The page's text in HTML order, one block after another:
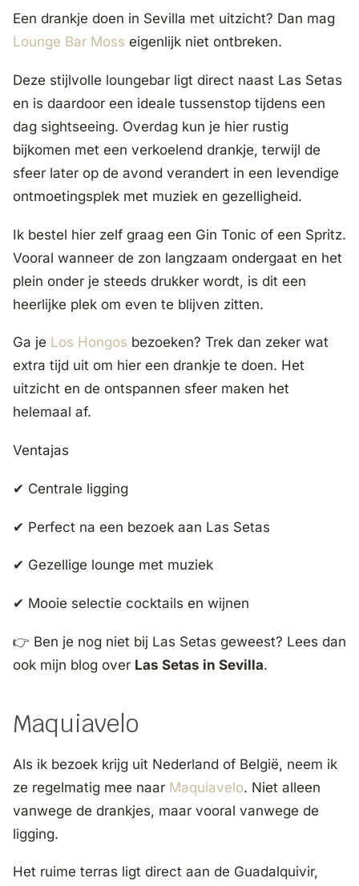
Een drankje doen in Sevilla met uitzicht? Dan mag
Lounge Bar Moss eigenlijk niet ontbreken.
Deze stijlvolle loungebar ligt direct naast Las Setas
en is daardoor een ideale tussenstop tijdens een
dag sightseeing. Overdag kun je hier rustig
bijkomen met een verkoelend drankje, terwijl de
sfeer later op de avond verandert in een levendige
ontmoetingsplek met muziek en gezelligheid.
Ik bestel hier zelf graag een Gin Tonic of een Spritz.
Vooral wanneer de zon langzaam ondergaat en het
plein onder je steeds drukker wordt, is dit een
heerlijke plek om even te blijven zitten.
Ga je Los Hongos bezoeken? Trek dan zeker wat
extra tijd uit om hier een drankje te doen. Het
uitzicht en de ontspannen sfeer maken het
helemaal af.
Ventajas
✔ Centrale ligging
✔ Perfect na een bezoek aan Las Setas
✔ Gezellige lounge met muziek
✔ Mooie selectie cocktails en wijnen
👉 Ben je nog niet bij Las Setas geweest? Lees dan
ook mijn blog over Las Setas in Sevilla.
Maquiavelo
Als ik bezoek krijg uit Nederland of België, neem ik
ze regelmatig mee naar Maquiavelo. Niet alleen
vanwege de drankjes, maar vooral vanwege de
ligging.
Het ruime terras ligt direct aan de Guadalquivir,